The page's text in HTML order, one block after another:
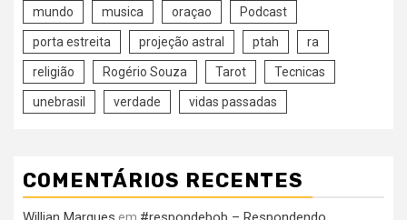
mundo musica oraçao Podcast
porta estreita projeção astral ptah ra
religião Rogério Souza Tarot Tecnicas
unebrasil verdade vidas passadas
COMENTÁRIOS RECENTES